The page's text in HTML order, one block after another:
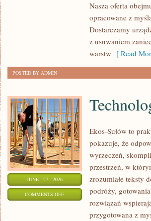
Nasza oferta
opracowane z
Dostarczamy
z usuwaniem
warstw [ Read
POSTED BY ADMIN
JUNE - 27 - 2026
COMMENTS OFFON
TECHNOLOGIE
Ekos-Sułów to
pokazuje, że
wyrzeczeń,
przestrzeń, w
zrozumiałe teksty
podróży,
rozwiązań
przygotowana z